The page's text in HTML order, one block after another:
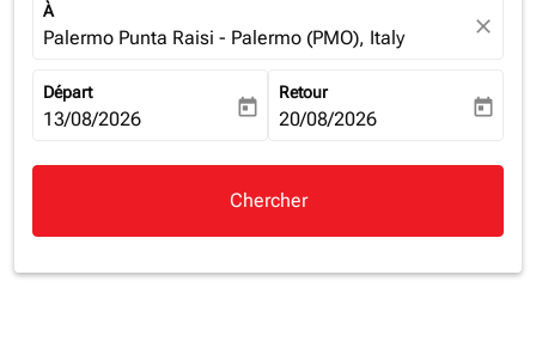
À
Palermo Punta Raisi - Palermo (PMO), Italy close
Départ
fc-booking-departure-date-aria-label
13/08/2026 today
Retour
fc-booking-return-date-aria-
20/08/2026 today
Chercher